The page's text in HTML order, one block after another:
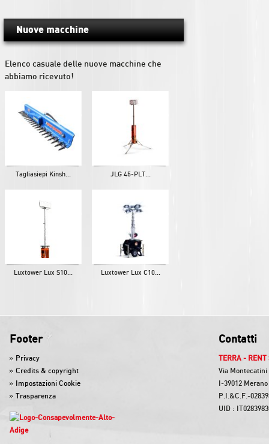
Nuove macchine
Elenco casuale delle nuove macchine che
abbiamo ricevuto!
Tagliasiepi Kinsh... JLG 45-PLT...
Luxtower Lux S10... Luxtower Lux C10...
Footer
Privacy
Credits & copyright
Impostazioni Cookie
Trasparenza
Contatti
TERRA - RENT
Via Montecatini
I-39012
P.I.&C.F.-
UID :